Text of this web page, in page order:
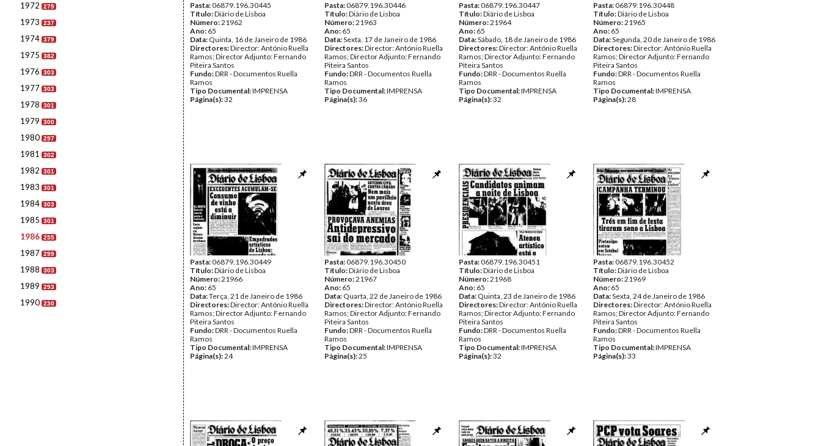
1972 279
1973 237
1974 379
1975 382
1976 303
1977 303
1978 301
1979 300
1980 297
1981 302
1982 301
1983 301
1984 303
1985 301
1986 255
1987 299
1988 303
1989 293
1990 230
Pasta:06879.196.30445
Título:Diário de Lisboa
Número:21962
Ano: 65
Data: Quinta, 16 de Janeiro de 1986
Directores:Director: António Ruella
Ramos; Director Adjunto: Fernando
Piteira Santos
Fundo:DRR - Documentos Ruella
Ramos
Tipo Documental:IMPRENSA
Página(s):32
Pasta:06879.196.30446
Título:Diário de Lisboa
Número:21963
Ano: 65
Data:Sexta, 17 de Janeiro de 1986
Directores:Director: António Ruella
Ramos; Director Adjunto: Fernando
Piteira Santos
Fundo:DRR - Documentos Ruella
Ramos
Tipo Documental:IMPRENSA
Página(s):36
Pasta:06879.196.30447
Título:Diário de Lisboa
Número:21964
Ano: 65
Data:Sábado, 18 de Janeiro de 1986
Directores:Director: António Ruella
Ramos; Director Adjunto: Fernando
Piteira Santos
Fundo:DRR - Documentos Ruella
Ramos
Tipo Documental:IMPRENSA
Página(s):32
Pasta:06879.196.30448
Título:Diário de Lisboa
Número:21965
Ano: 65
Data:Segunda, 20 de Janeiro de 1986
Directores:Director: António Ruella
Ramos; Director Adjunto: Fernando
Piteira Santos
Fundo:DRR - Documentos Ruella
Ramos
Tipo Documental:IMPRENSA
Página(s):28
Pasta:06879.196.30449
Título:Diário de Lisboa
Número:21966
Ano: 65
Data:Terça, 21 de Janeiro de 1986
Directores:Director: António Ruella
Ramos; Director Adjunto: Fernando
Piteira Santos
Fundo:DRR - Documentos Ruella
Ramos
Tipo Documental:IMPRENSA
Página(s):24
Pasta:06879.196.30450
Título:Diário de Lisboa
Número:21967
Ano: 65
Data: Quarta, 22 de Janeiro de 1986
Directores:Director: António Ruella
Ramos; Director Adjunto: Fernando
Piteira Santos
Fundo:DRR - Documentos Ruella
Ramos
Tipo Documental:IMPRENSA
Página(s):25
Pasta:06879.196.30451
Título:Diário de Lisboa
Número:21968
Ano: 65
Data: Quinta, 23 de Janeiro de 1986
Directores:Director: António Ruella
Ramos; Director Adjunto: Fernando
Piteira Santos
Fundo:DRR - Documentos Ruella
Ramos
Tipo Documental:IMPRENSA
Página(s):32
Pasta:06879.196.30452
Título:Diário de Lisboa
Número:21969
Ano: 65
Data:Sexta, 24 de Janeiro de 1986
Directores:Director: António Ruella
Ramos; Director Adjunto: Fernando
Piteira Santos
Fundo:DRR - Documentos Ruella
Ramos
Tipo Documental:IMPRENSA
Página(s):33